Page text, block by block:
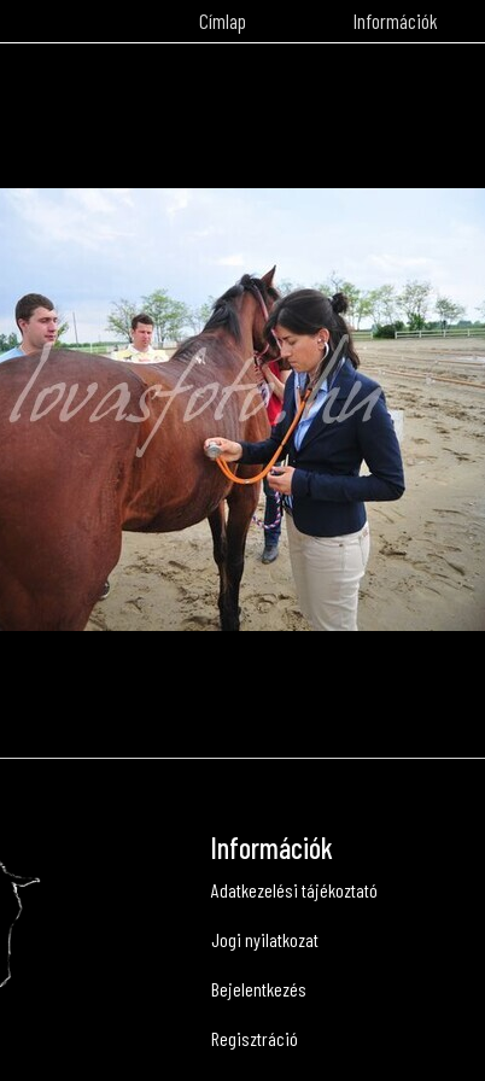
Címlap Információk
Információk
Adatkezelési tájékoztató
Jogi nyilatkozat
Bejelentkezés
Regisztráció